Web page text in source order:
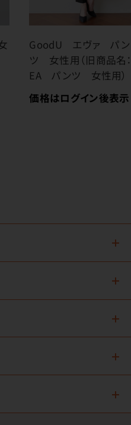
GoodU エヴァ パン
ツ 女性用（旧商品名
EA パンツ 女性用）
価格はログイン後表示